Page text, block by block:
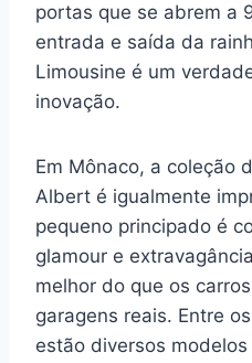
portas que se abrem a
entrada e saída da
Limousine é um
inovação.
Em Mônaco, a coleção
Albert é igualmente
pequeno principado é
glamour e
melhor do que os
garagens reais. Entre
estão diversos modelos